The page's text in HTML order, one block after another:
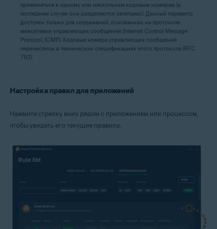
применяться к одному или нескольким кодовым номерам (в
последнем случае они разделяются запятыми). Данный параметр
доступен только для соединений, основанных на протоколе
межсетевых управляющих сообщений (Internet Control Message
Protocol, ICMP). Кодовые номера управляющих сообщений
перечислены в технических спецификациях этого протокола (RFC
792).
Настройка правил для приложений
Нажмите стрелку вниз рядом с приложением или процессом,
чтобы увидеть его текущие правила.